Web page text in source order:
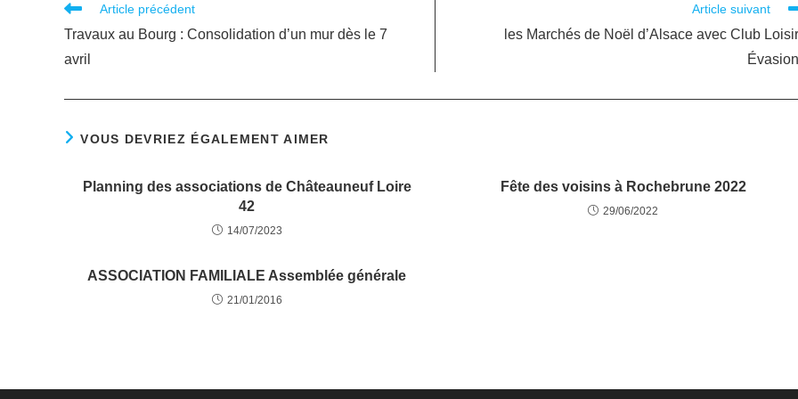
Article précédent
Travaux au Bourg : Consolidation d’un mur dès le 7
avril
Article suivant
les Marchés de Noël d’Alsace avec Club
VOUS DEVRIEZ ÉGALEMENT AIMER
Planning des associations de Châteauneuf Loire
42
14/07/2023
Fête des voisins à Rochebrune 2022
29/06/2022
ASSOCIATION FAMILIALE Assemblée générale
21/01/2016